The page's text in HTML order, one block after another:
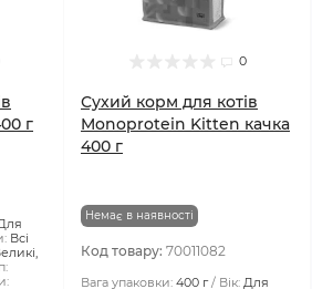
г
Всі
0
Сухий корм для котів
Monoprotein Kitten качка
400 г
Немає в наявності
Код товару: 70011082
Вага упаковки: 400 г Вік: Для